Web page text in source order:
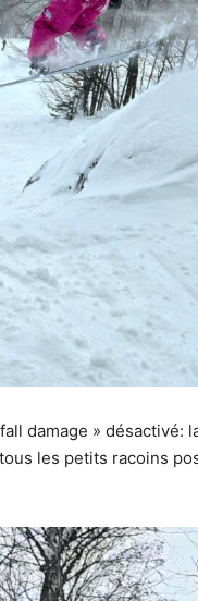
damage » désactivé:
les petits racoins